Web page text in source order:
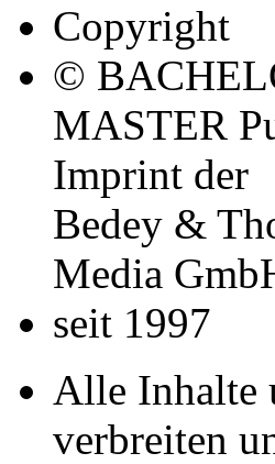
Copyright
©
MASTER
Imprint der
Bedey &
Media
seit 1997
Alle Inhalte
verbreiten